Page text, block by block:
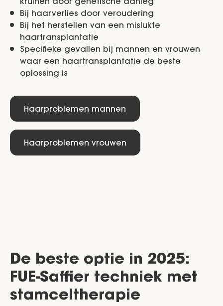
kruinen door genetische aanleg
Bij haarverlies door veroudering
Bij het herstellen van een mislukte
haartransplantatie
Specifieke gevallen bij mannen en vrouwen
waar een haartransplantatie de beste
oplossing is
Haarproblemen mannen
Haarproblemen vrouwen
De beste optie in 2025:
FUE-Saffier techniek met
stamceltherapie